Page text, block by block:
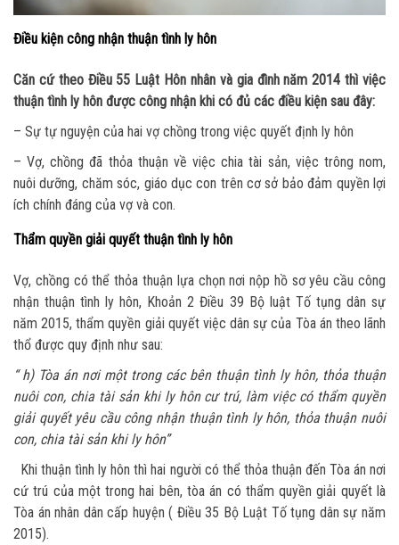
Điều kiện công nhận thuận tình ly hôn
Căn cứ theo Điều 55 Luật Hôn nhân và gia đình năm 2014 thì việc
thuận tình ly hôn được công nhận khi có đủ các điều kiện sau đây:
– Sự tự nguyện của hai vợ chồng trong việc quyết định ly hôn
– Vợ, chồng đã thỏa thuận về việc chia tài sản, việc trông nom,
nuôi dưỡng, chăm sóc, giáo dục con trên cơ sở bảo đảm quyền lợi
ích chính đáng của vợ và con.
Thẩm quyền giải quyết thuận tình ly hôn
Vợ, chồng có thể thỏa thuận lựa chọn nơi nộp hồ sơ yêu cầu công
nhận thuận tình ly hôn, Khoản 2 Điều 39 Bộ luật Tố tụng dân sự
năm 2015, thẩm quyền giải quyết việc dân sự của Tòa án theo lãnh
thổ được quy định như sau:
“ h)Tòa án nơi một trong các bên thuận tình ly hôn, thỏa thuận
nuôi con, chia tài sản khi ly hôn cư trú, làm việc có thẩm quyền
giải quyết yêu cầu công nhận thuận tình ly hôn, thỏa thuận nuôi
con, chia tài sản khi ly hôn”
Khi thuận tình ly hôn thì hai người có thể thỏa thuận đến Tòa án nơi
cứ trú của một trong hai bên, tòa án có thẩm quyền giải quyết là
Tòa án nhân dân cấp huyện ( Điều 35 Bộ Luật Tố tụng dân sự năm
2015).